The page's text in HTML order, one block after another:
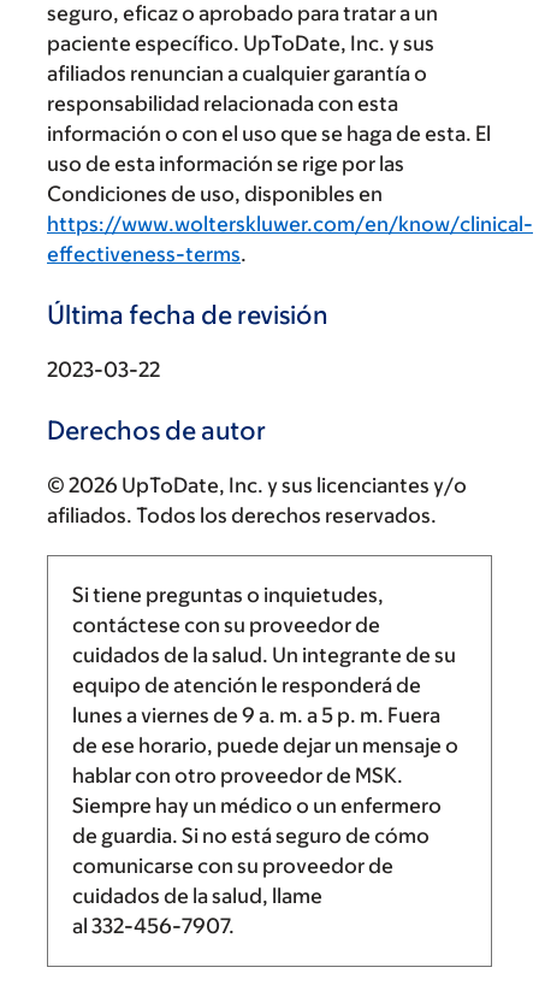
seguro, eficaz o aprobado para tratar a un
paciente específico. UpToDate, Inc. y sus
afiliados renuncian a cualquier garantía o
responsabilidad relacionada con esta
información o con el uso que se haga de esta. El
uso de esta información se rige por las
Condiciones de uso, disponibles en
https://www.wolterskluwer.com/en/know/clinical-
effectiveness-terms.
Última fecha de revisión
2023-03-22
Derechos de autor
© 2026 UpToDate, Inc. y sus licenciantes y/o
afiliados. Todos los derechos reservados.
Si tiene preguntas o inquietudes,
contáctese con su proveedor de
cuidados de la salud. Un integrante de su
equipo de atención le responderá de
lunes a viernes de 9 a. m. a5 p. m. Fuera
de ese horario, puede dejar un mensaje o
hablar con otro proveedor de MSK.
Siempre hay un médico o un enfermero
de guardia. Si no está seguro de cómo
comunicarse con su proveedor de
cuidados de la salud, llame
al 332-456-7907.